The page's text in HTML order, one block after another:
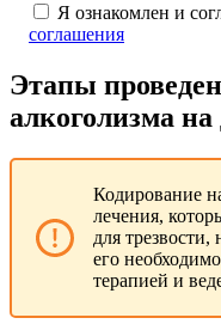
Я ознакомлен и
соглашения
Этапы
алкоголизма на
Кодирование
лечения,
для трезвости,
его
терапией и